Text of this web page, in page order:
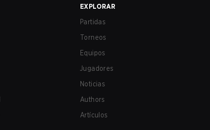
EXPLORAR
Partidas
Torneos
Equipos
Jugadores
Noticias
Authors
Artículos